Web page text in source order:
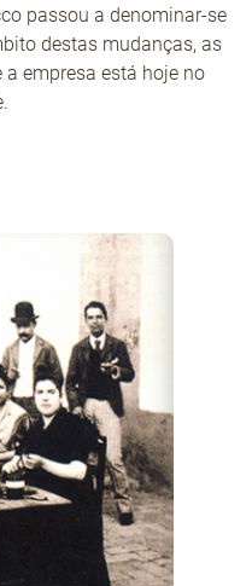
passou a denominar-se
destas mudanças, as
empresa está hoje no